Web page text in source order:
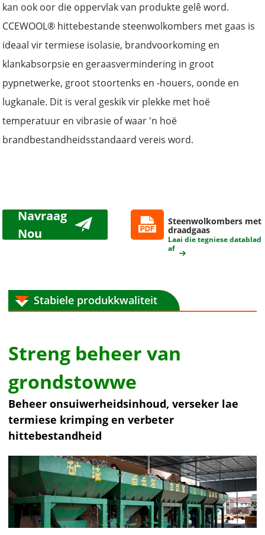
kan ook oor die oppervlak van produkte gelê word.
CCEWOOL® hittebestande steenwolkombers met gaas is
ideaal vir termiese isolasie, brandvoorkoming en
klankabsorpsie en geraasvermindering in groot
pypnetwerke, groot stoortenks en -houers, oonde en
lugkanale. Dit is veral geskik vir plekke met hoë
temperatuur en vibrasie of waar 'n hoë
brandbestandheidsstandaard vereis word.
Navraag
Nou
Steenwolkombers met
draadgaas
Laai die tegniese datablad
af
Stabiele produkkwaliteit
Streng beheer van
grondstowwe
Beheer onsuiwerheidsinhoud, verseker lae
termiese krimping en verbeter
hittebestandheid